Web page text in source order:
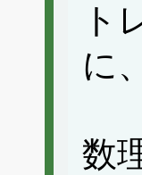
ト
に
数